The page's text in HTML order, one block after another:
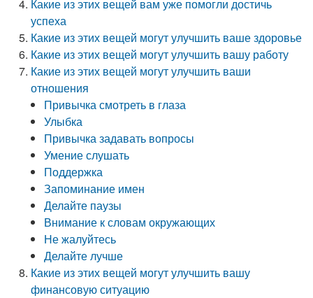
Какие из этих вещей вам уже помогли достичь
успеха
Какие из этих вещей могут улучшить ваше здоровье
Какие из этих вещей могут улучшить вашу работу
Какие из этих вещей могут улучшить ваши
отношения
Привычка смотреть в глаза
Улыбка
Привычка задавать вопросы
Умение слушать
Поддержка
Запоминание имен
Делайте паузы
Внимание к словам окружающих
Не жалуйтесь
Делайте лучше
Какие из этих вещей могут улучшить вашу
финансовую ситуацию